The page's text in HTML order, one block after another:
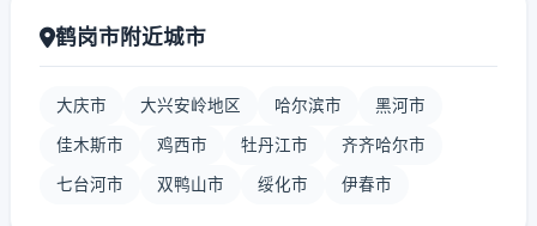
鹤岗市附近城市
大庆市 大兴安岭地区 哈尔滨市 黑河市
佳木斯市 鸡西市 牡丹江市 齐齐哈尔市
七台河市 双鸭山市 绥化市 伊春市